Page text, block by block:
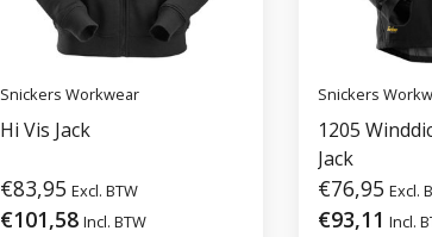
Snickers Workwear
Hi Vis Jack
€83,95 Excl. BTW
€101,58 Incl. BTW
Snickers
1205
Jack
€76,95 Excl.
€93,11 Incl.